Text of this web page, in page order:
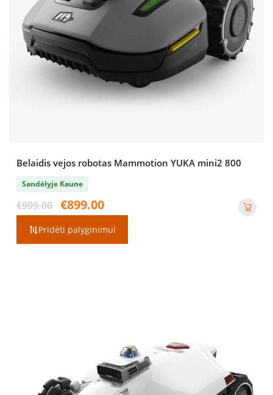
Belaidis vejos robotas Mammotion YUKA mini2 800
Sandėlyje Kaune
€999.00
Original
price
was:
€999.00.
€899.00
€899.00.
Pridėti palyginimui